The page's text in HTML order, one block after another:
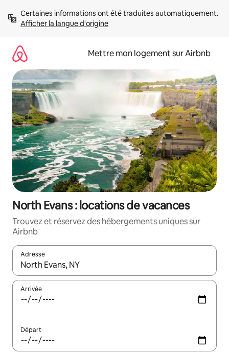
directement
Afficher la langue d'origine
Mettre mon logement sur Airbnb
North Evans : locations de vacances
Trouvez et réservez des hébergements uniques sur
Airbnb
Adresse
Lorsque les résultats s'affichent, utilisez les flèches vers le
Arrivée
Départ